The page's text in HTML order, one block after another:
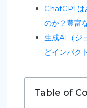
ChatGPTは
のか？豊富
生成AI（ジ
どインパク
Table of